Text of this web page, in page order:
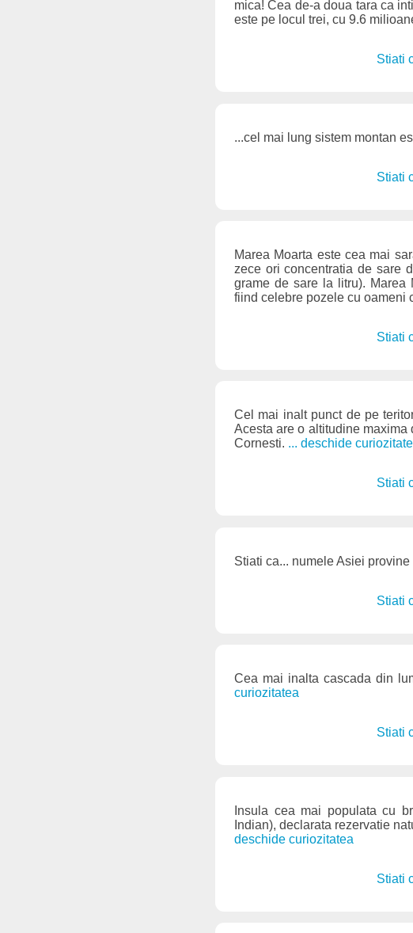
mica! Cea de-a doua tara ca
este pe locul trei, cu 9.6
Stiati
...cel mai lung sistem montan
Stiati
Marea Moarta este cea mai
zece ori concentratia de sare
grame de sare la litru). Marea
fiind celebre pozele cu oameni
Stiati
Cel mai inalt punct de pe
Acesta are o altitudine
Cornesti. ... deschide
Stiati
Stiati ca... numele Asiei
Stiati
Cea mai inalta cascada din
curiozitatea
Stiati
Insula cea mai populata cu
Indian), declarata rezervatie
deschide curiozitatea
Stiati